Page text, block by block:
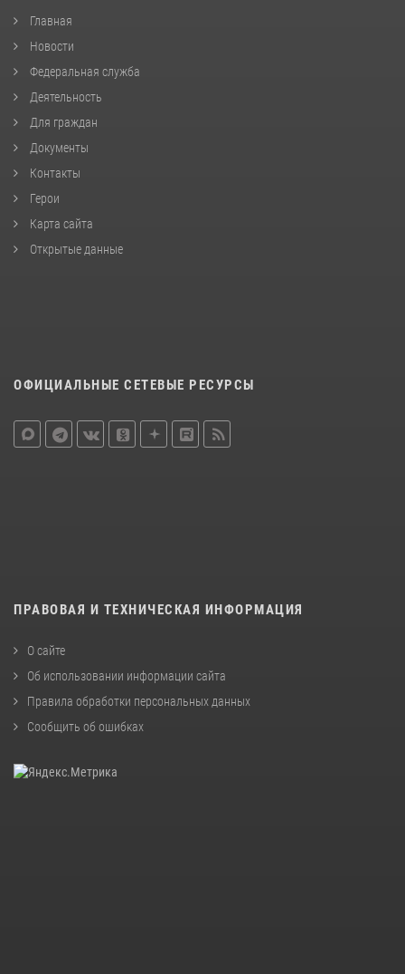
Главная
Новости
Федеральная служба
Деятельность
Для граждан
Документы
Контакты
Герои
Карта сайта
Открытые данные
ОФИЦИАЛЬНЫЕ СЕТЕВЫЕ РЕСУРСЫ
ПРАВОВАЯ И ТЕХНИЧЕСКАЯ ИНФОРМАЦИЯ
О сайте
Об использовании информации сайта
Правила обработки персональных данных
Сообщить об ошибках